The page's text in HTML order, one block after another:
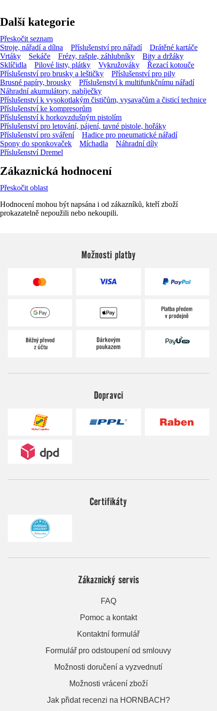
Další kategorie
Přeskočit seznam
Stroje, nářadí a dílna
Příslušenství pro nářadí
Drátěné kartáče
Vrtáky
Sekáče Frézy, rašple, záhlubníky
Bity a držáky
Sklíčidla
Pilové listy, plátky Vykružováky
Řezací kotouče
Příslušenství pro brusky a leštičky
Příslušenství pro pily
Brusné papíry, brousky
Příslušenství k multifunkčnímu nářadí
Náhradní akumulátory, nabíječky
Příslušenství k vysokotlakým čističům, vysavačům a čisticí technice
Příslušenství ke kompresorům
Příslušenství k horkovzdušným pistolím
Příslušenství pro letování, pájení, tavné pistole, hořáky
Příslušenství pro sváření
Hadice pro pneumatické nářadí
Spony do sponkovaček
Míchadla
Náhradní díly
Příslušenství Dremel
Zákaznická hodnocení
Přeskočit oblast
Hodnocení mohou být napsána i od zákazníků, kteří zboží
prokazatelně nepoužili nebo nekoupili.
Možnosti platby
Dopravci
Certifikáty
Zákaznický servis
FAQ
Pomoc a kontakt
Kontaktní formulář
Formulář pro odstoupení od smlouvy
Možnosti doručení a vyzvednutí
Možnosti vrácení zboží
Jak přidat recenzi na HORNBACH?